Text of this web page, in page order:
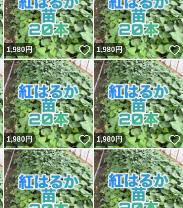
いいね！
1,980円 いいね！
1,980円
いいね！
1,980円 いいね！
1,980円